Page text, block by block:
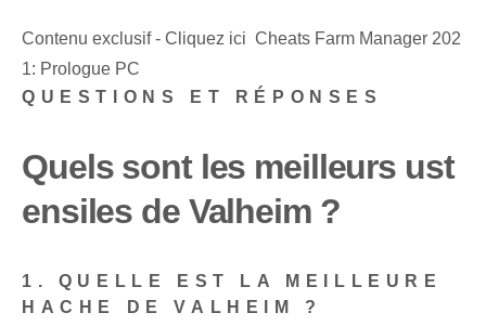
Contenu exclusif - Cliquez ici Cheats Farm Manager 202
1: Prologue PC
QUESTIONS ET RÉPONSES
Quels sont les meilleurs ust
ensiles de Valheim ?
1. QUELLE EST LA MEILLEURE
HACHE DE VALHEIM ?